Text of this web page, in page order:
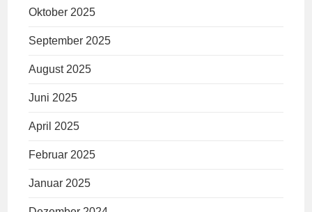
Oktober 2025
September 2025
August 2025
Juni 2025
April 2025
Februar 2025
Januar 2025